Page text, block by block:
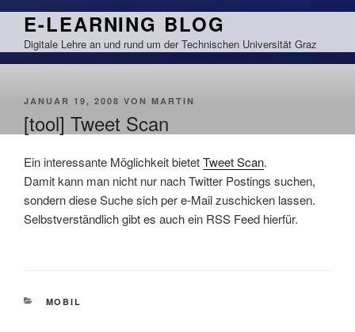
Zum
springen
E-LEARNING BLOG
Digitale Lehre an und rund um der Technischen Universität Graz
VERÖFFENTLICHT
JANUAR 19, 2008 VON MARTIN
[tool] Tweet Scan
Ein interessante Möglichkeit bietetTweet Scan.
Damit kann man nicht nur nach Twitter Postings suchen,
sondern diese Suche sich per e-Mail zuschicken lassen.
Selbstverständlich gibt es auch ein RSS Feed hierfür.
KATEGORIEN
MOBIL